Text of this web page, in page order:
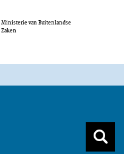
Ministerie van Buitenlandse
Zaken